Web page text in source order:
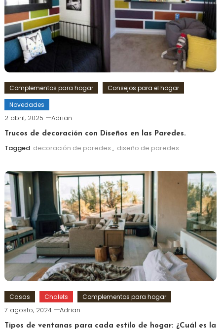
Complementos para hogar
Consejos para el hogar
Novedades
2 abril, 2025 Adrian
Trucos de decoración con Diseños en las Paredes.
Tagged decoración de paredes , diseño de paredes
Casas Chalets Complementos para hogar
7 agosto, 2024 Adrian
Tipos de ventanas para cada estilo de hogar: ¿Cuál es la